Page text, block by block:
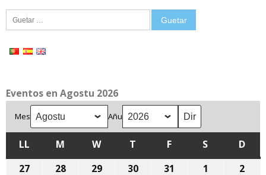
Eventos en Agostu 2026
Mes Añu
LL LLUNES
M MARTES
WMIÉRCOLES
T XUEVESFVIENRES
S SÁBADU
D
27
28 29 30 31 1 2